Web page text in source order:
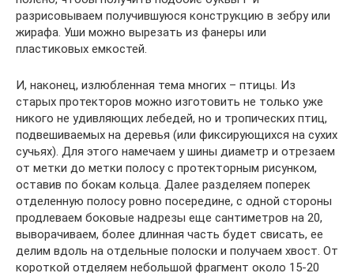
разрисовываем получившуюся конструкцию в зебру или
жирафа. Уши можно вырезать из фанеры или
пластиковых емкостей.
И, наконец, излюбленная тема многих – птицы. Из
старых протекторов можно изготовить не только уже
никого не удивляющих лебедей, но и тропических птиц,
подвешиваемых на деревья (или фиксирующихся на сухих
сучьях). Для этого намечаем у шины диаметр и отрезаем
от метки до метки полосу с протекторным рисунком,
оставив по бокам кольца. Далее разделяем поперек
отделенную полосу ровно посередине, с одной стороны
продлеваем боковые надрезы еще сантиметров на 20,
выворачиваем, более длинная часть будет свисать, ее
делим вдоль на отдельные полоски и получаем хвост. От
короткой отделяем небольшой фрагмент около 15-20